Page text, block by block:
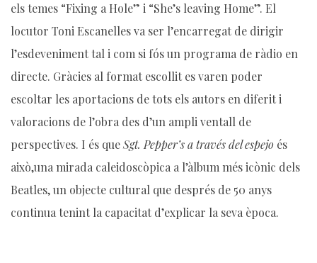
els temes “Fixing a Hole” i “She’s leaving Home”. El
locutor Toni Escanelles va ser l’encarregat de dirigir
l’esdeveniment tal i com si fós un programa de ràdio en
directe. Gràcies al format escollit es varen poder
escoltar les aportacions de tots els autors en diferit i
valoracions de l’obra des d’un ampli ventall de
perspectives. I és queSgt. Pepper’s a través del espejo és
això,una mirada caleidoscòpica a l’àlbum més icònic dels
Beatles, un objecte cultural que després de 50 anys
continua tenint la capacitat d’explicar la seva època.